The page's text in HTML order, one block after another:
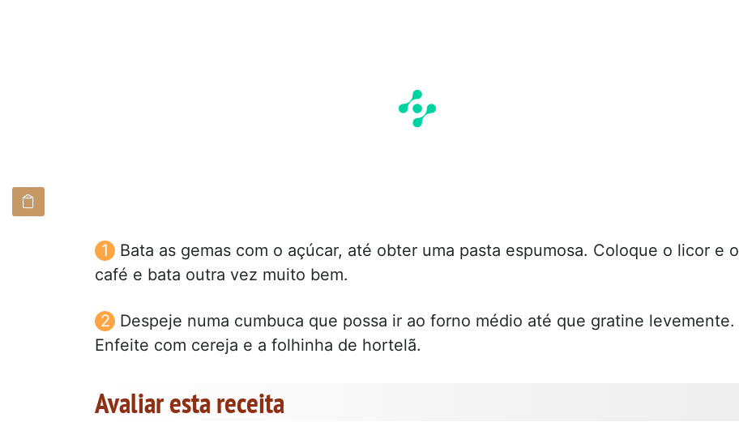
Bata as gemas com o açúcar, até obter uma pasta espumosa. Coloque o licor e o
café e bata outra vez muito bem.
Despeje numa cumbuca que possa ir ao forno médio até que gratine levemente.
Enfeite com cereja e a folhinha de hortelã.
Avaliar esta receita